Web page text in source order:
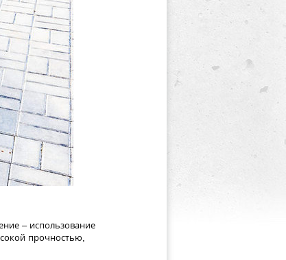
– использование
прочностью,